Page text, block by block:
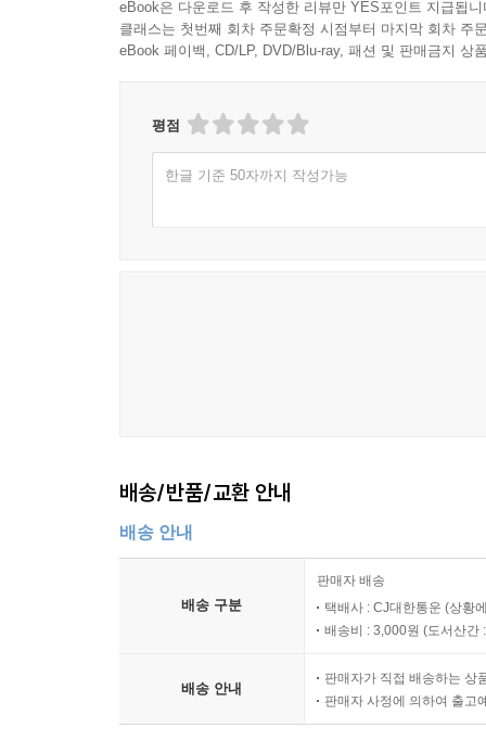
eBook은 다운로드 후 작성한 리뷰만 YES포인트 지급됩니
클래스는 첫번째 회차 주문확정 시점부터 마지막 회차 주
eBook 페이백, CD/LP, DVD/Blu-ray, 패션 및 판매금지 상
평점
한글 기준 50자까지 작성가능
배송/반품/교환 안내
배송 안내
배송 구분
판매자 배송
택배사 : CJ대한통운 (상황
배송비 : 3,000원 (도서산간
배송 안내
판매자가 직접 배송하는 상
판매자 사정에 의하여 출고